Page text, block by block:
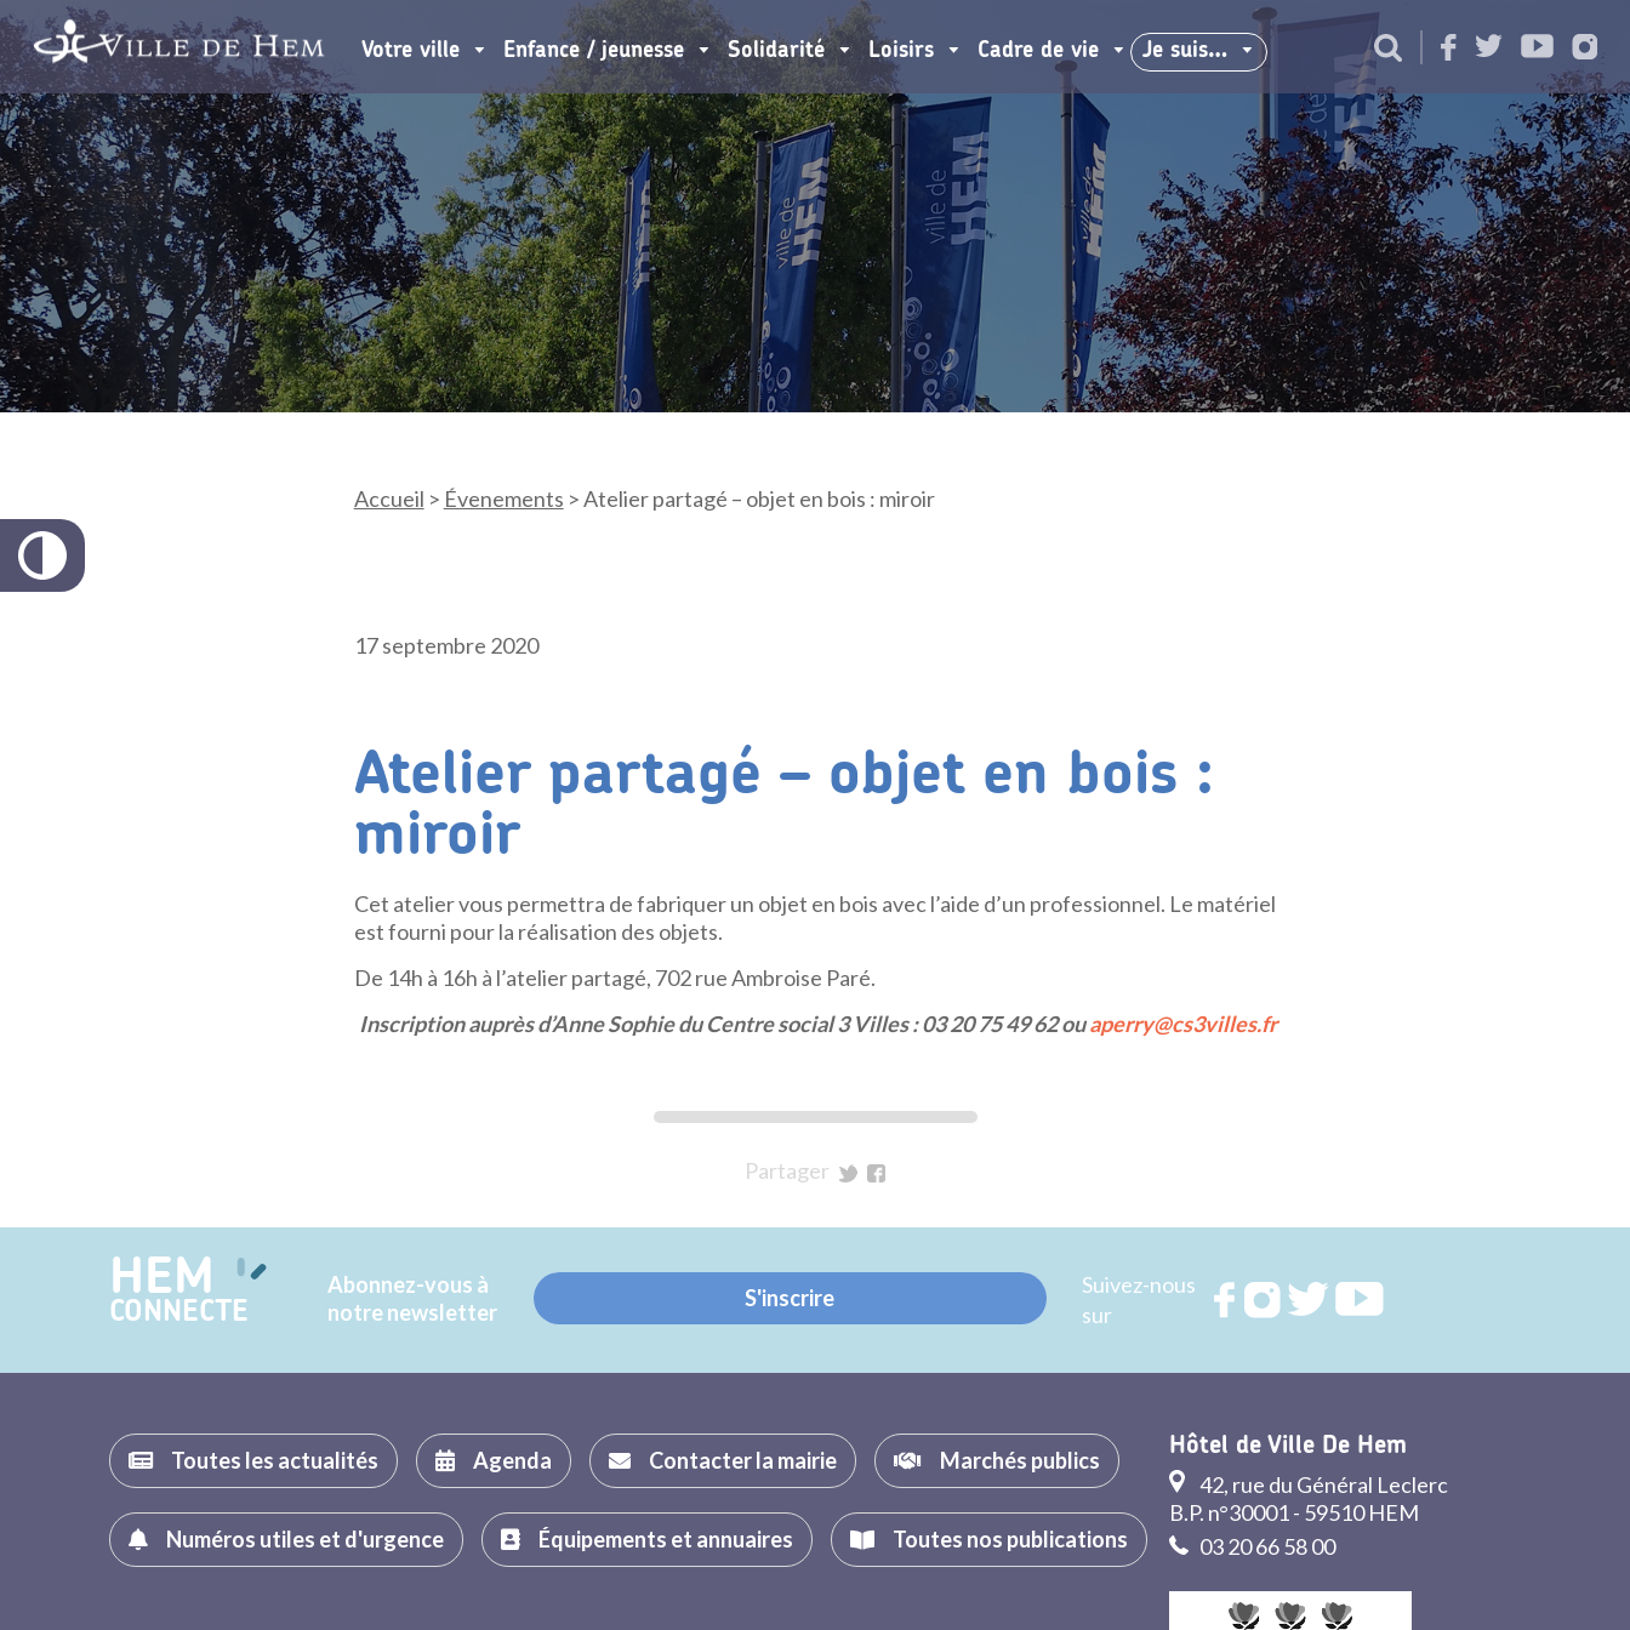
Votre ville Enfance / jeunesse Solidarité Loisirs Cadre de vie Je suis…
Accueil > Évenements >Atelier partagé – objet en bois : miroir
17 septembre 2020
Atelier partagé – objet en bois :
miroir
Cet atelier vous permettra de fabriquer un objet en bois avec l’aide d’un professionnel. Le matériel
est fourni pour la réalisation des objets.
De 14h à 16h à l’atelier partagé, 702 rue Ambroise Paré.
Inscription auprès d’Anne Sophie du Centre social 3 Villes : 03 20 75 49 62 ouaperry@cs3villes.fr
Partager
Twitter
Facebook
HEM
CONNECTE
Abonnez-vous à
notre newsletter
S'inscrire
Suivez-nous
sur
RejoignezRejoignezRejoignez
Toutes les actualités Agenda Contacter la mairie Marchés publics
Numéros utiles et d'urgence Équipements et annuaires Toutes nos publications
Hôtel de Ville De Hem
42, rue du Général Leclerc
B.P. n°30001 - 59510 HEM
03 20 66 58 00